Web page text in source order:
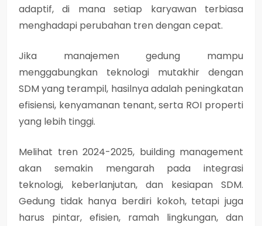
adaptif, di mana setiap karyawan terbiasa
menghadapi perubahan tren dengan cepat.
Jika manajemen gedung mampu
menggabungkan teknologi mutakhir dengan
SDM yang terampil, hasilnya adalah peningkatan
efisiensi, kenyamanan tenant, serta ROI properti
yang lebih tinggi.
Melihat tren 2024-2025, building management
akan semakin mengarah pada integrasi
teknologi, keberlanjutan, dan kesiapan SDM.
Gedung tidak hanya berdiri kokoh, tetapi juga
harus pintar, efisien, ramah lingkungan, dan